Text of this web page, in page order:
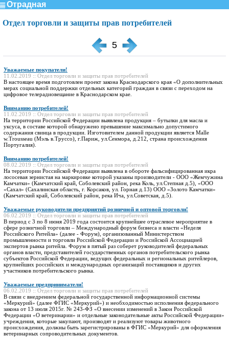
Отрадная
Отдел торговли и защиты прав потребителей
5
Уважаемые покупатели!
11.02.2019 :: Отдел торговли и защиты прав потребителей
В настоящее время подготовлен проект закона Краснодарского края «О дополнительных
мерах социальной поддержки отдельных категорий граждан в связи с переходом на
цифровое телерадиовещание в Краснодарском крае.
Вниманию потребителей!
11.02.2019 :: Отдел торговли и защиты прав потребителей
На территории Российской Федерации выявлена продукция – бутылки для масла и
уксуса, в составе которой обнаружено превышение максимально допустимого
содержания свинца в продукции. Изготовителем данной продукции является Malle
w.Trousseau (Мэль в.Труссо), г.Париж, ул.Сенмора, д.212, страна происхождения
Португалия).
Вниманию потребителей!
08.02.2019 :: Отдел торговли и защиты прав потребителей
На территории Российской Федерации выявлена в обороте фальсифицированная икра
лососевая зернистая на маркировке которой указаны производители - ООО «Жемчужина
Камчатки» (Камчатский край, Соболевский район, река Коль, ул.Степная д.5), «ООО
«Сахал» (Сахалинская область, г. Корсаков, ул. Горная д.13) ООО «Золото Камчатки»
(Камчатский край, Соболевский район, река Ича, ул.Советская, д.5).
Уважаемые руководители предприятий розничной и оптовой торговли!
06.02.2019 :: Отдел торговли и защиты прав потребителей
В период с 3 по 8 июня 2019 года состоится крупнейшее отраслевое мероприятие в
сфере розничной торговли – Международный форум бизнеса и власти «Неделя
Российского Ритейла» (далее - Форум), организованный Министерством
промышленности и торговли Российской Федерации и Российской Ассоциацией
экспертов рынка ритейла. Форум в пятый раз соберет руководителей федеральных
органов власти, представителей государственных органов потребительского рынка
субъектов Российской Федерации, ведущих федеральных и региональных ритейлеров,
крупнейших российских и международных организаций поставщиков и других
участников потребительского рынка.
Уважаемые предприниматели!
06.02.2019 :: Отдел торговли и защиты прав потребителей
В связи с внедрением федеральной государственной информационной системы
«Меркурий» (далее ФГИС «Меркурий») и необходимостью исполнения федерального
закона от 13 июля 2015г. № 243-ФЗ «О внесении изменений в Закон Российской
Федерации «О ветеринарии» и отдельные законодательные акты Российской Федерации»
учреждения, которые закупают, производят и реализуют товары животного
происхождения, должны быть зарегистрированы в ФГИС «Меркурий» для оформления
ветеринарных сопроводительных документов.